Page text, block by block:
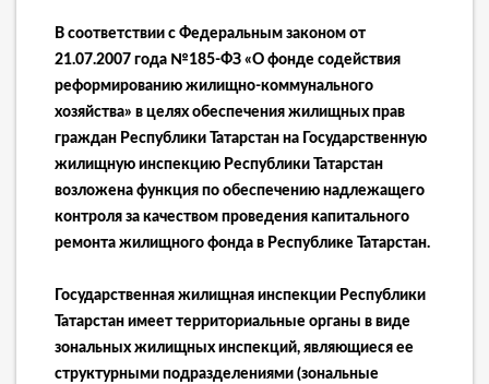
В соответствии с Федеральным законом от
21.07.2007 года №185-ФЗ «О фонде содействия
реформированию жилищно-коммунального
хозяйства» в целях обеспечения жилищных прав
граждан Республики Татарстан на Государственную
жилищную инспекцию Республики Татарстан
возложена функция по обеспечению надлежащего
контроля за качеством проведения капитального
ремонта жилищного фонда в Республике Татарстан.
Государственная жилищная инспекции Республики
Татарстан имеет территориальные органы в виде
зональных жилищных инспекций, являющиеся ее
структурными подразделениями (зональные